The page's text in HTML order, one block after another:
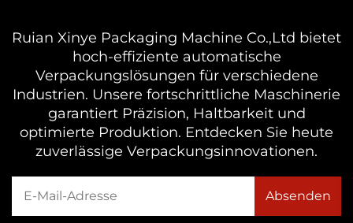
Ruian Xinye Packaging Machine Co.,Ltd bietet
hoch-effiziente automatische
Verpackungslösungen für verschiedene
Industrien. Unsere fortschrittliche Maschinerie
garantiert Präzision, Haltbarkeit und
optimierte Produktion. Entdecken Sie heute
zuverlässige Verpackungsinnovationen.